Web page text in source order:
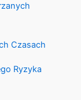
Czasach
Ryzyka